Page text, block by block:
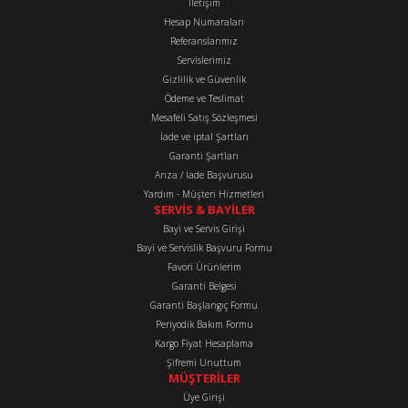
Ürün fiyatı diğer sitelerden daha pahalı.
Bu ürüne benzer farklı alternatifler olmalı.
Gönder
İletişim
Hesap Numaraları
Referanslarımız
Servislerimiz
Gizlilik ve Güvenlik
Ödeme ve Teslimat
Mesafeli Satış Sözleşmesi
İade ve iptal Şartları
Garanti Şartları
Arıza / İade Başvurusu
Yardım - Müşteri Hizmetleri
SERVİS & BAYİLER
Bayi ve Servis Girişi
Bayi ve Servislik Başvuru Formu
Favori Ürünlerim
Garanti Belgesi
Garanti Başlangıç Formu
Periyodik Bakım Formu
Kargo Fiyat Hesaplama
Şifremi Unuttum
MÜŞTERİLER
Üye Girişi